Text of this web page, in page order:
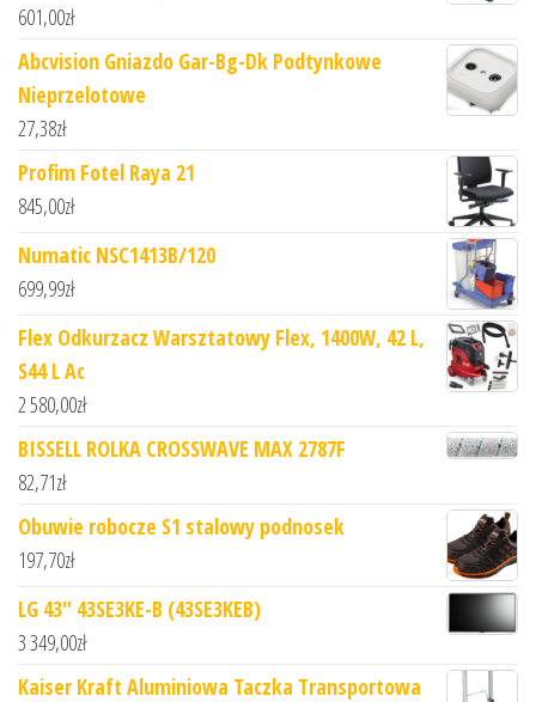
601,00zł
Abcvision Gniazdo Gar-Bg-Dk Podtynkowe
Nieprzelotowe
27,38zł
Profim Fotel Raya 21
845,00zł
Numatic NSC1413B/120
699,99zł
Flex Odkurzacz Warsztatowy Flex, 1400W, 42 L,
S44 L Ac
2 580,00zł
BISSELL ROLKA CROSSWAVE MAX 2787F
82,71zł
Obuwie robocze S1 stalowy podnosek
197,70zł
LG 43" 43SE3KE-B (43SE3KEB)
3 349,00zł
Kaiser Kraft Aluminiowa Taczka Transportowa